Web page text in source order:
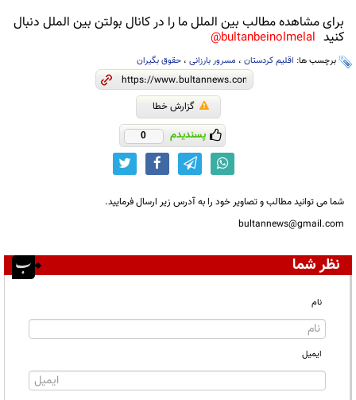
برای مشاهده مطالب بین الملل ما را در کانال بولتن بین الملل دنبال
کنید bultanbeinolmelal@
برچسب ها: اقلیم کردستان ، مسرور بارزانی ، حقوق بگیران
گزارش خطا
پسندیدم 0
شما می توانید مطالب و تصاویر خود را به آدرس زیر ارسال فرمایید.
bultannews@gmail.com
نظر شما
نام
ایمیل